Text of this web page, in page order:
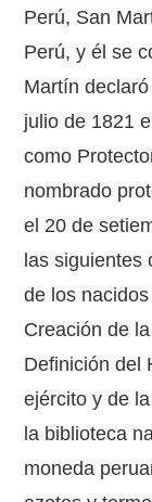
Perú, San
Perú, y él se
Martín
julio de 1821
como
nombrado
el 20 de
las siguientes
de los
Creación de
Definición del
ejército y de
la biblioteca
moneda